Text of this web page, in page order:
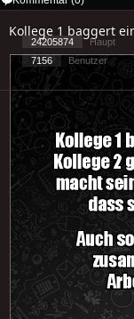
Kollege 1 baggert
24205874 Haupt
7156
Benutzer